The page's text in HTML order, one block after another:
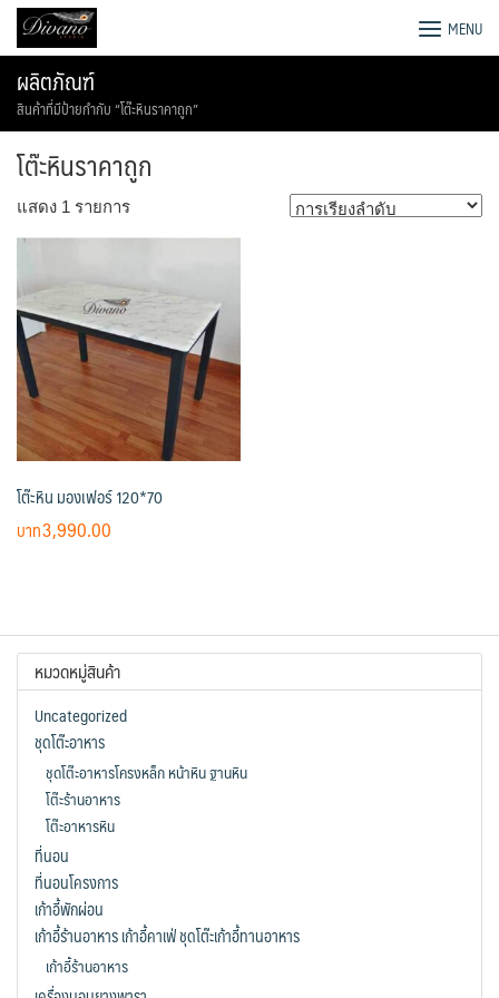
Skipโรงงานโซฟา เตียง ชุดโต๊ะอาหาร MENU
ผลิตภัณฑ์
สินค้าที่มีป้ายกำกับ “โต๊ะหินราคาถูก”
โต๊ะหินราคาถูก
แสดง 1 รายการ
โต๊ะหิน มองเฟอร์ 120*70
3,990.00
หมวดหมู่สินค้า
Uncategorized
ชุดโต๊ะอาหาร
ชุดโต๊ะอาหารโครงหล็ก หน้าหิน ฐานหิน
โต๊ะร้านอาหาร
โต๊ะอาหารหิน
ที่นอน
ที่นอนโครงการ
เก้าอี้พักผ่อน
เก้าอี้ร้านอาหาร เก้าอี้คาเฟ่ ชุดโต๊ะเก้าอี้ทานอาหาร
เก้าอี้ร้านอาหาร